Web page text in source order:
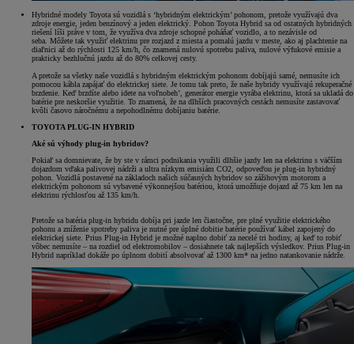
Hybridné modely Toyota sú vozidlá s ‘hybridným elektrickým’ pohonom, pretože využívajú dva
zdroje energie, jeden benzínový a jeden elektrický. Pohon Toyota Hybrid sa od ostatných hybridných
riešení líši práve v tom, že využíva dva zdroje schopné poháňať vozidlo, a to nezávisle od
seba. Môžete tak využiť elektrinu pre rozjazd z miesta a pomalú jazdu v meste, ako aj plachtenie na
diaľnici až do rýchlosti 125 km/h, čo znamená nulovú spotrebu paliva, nulové výfukové emisie a
prakticky bezhlučnú jazdu až do 80% celkovej cesty.
A pretože sa všetky naše vozidlá s hybridným elektrickým pohonom dobíjajú samé, nemusíte ich
pomocou kábla zapájať do elektrickej siete. Je tomu tak preto, že naše hybridy využívajú rekuperačné
brzdenie. Keď brzdíte alebo idete na voľnobeh’, generátor energie vyrába elektrinu, ktorá sa ukladá do
batérie pre neskoršie využitie. To znamená, že na dlhších pracovných cestách nemusíte zastavovať
kvôli časovo náročnému a nepohodlnému dobíjaniu batérie.
TOYOTA PLUG-IN HYBRID
Aké sú výhody plug-in hybridov?
Pokiaľ sa domnievate, že by ste v rámci podnikania využili dlhšie jazdy len na elektrinu s väčším
dojazdom vďaka palivovej nádrži a ultra nízkym emisiám CO2, odpoveďou je plug-in hybridný
pohon. Vozidlá postavené na základoch našich súčasných hybridov so zážihovým motorom a
elektrickým pohonom sú vybavené výkonnejšou batériou, ktorá umožňuje dojazd až 75 km len na
elektrinu rýchlosťou až 135 km/h.
Pretože sa batéria plug-in hybridu dobíja pri jazde len čiastočne, pre plné využitie elektrického
pohonu a zníženie spotreby paliva je nutné pre úplné dobitie batérie používať kábel zapojený do
elektrickej siete. Prius Plug-in Hybrid je možné naplno dobiť za necelé tri hodiny, aj keď to robiť
vôbec nemusíte – na rozdiel od elektromobilov – dosiahnete tak najlepších výsledkov. Prius Plug-in
Hybrid napríklad dokáže po úplnom dobití absolvovať až 1300 km* na jedno natankovanie nádrže.